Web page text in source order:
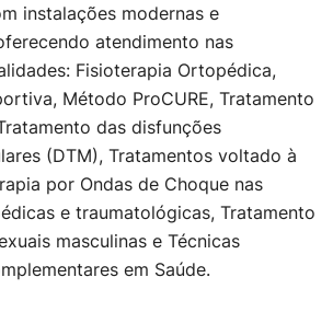
instalações modernas e
atendimento nas
Fisioterapia Ortopédica,
Método ProCURE, Tratamento
das disfunções
(DTM), Tratamentos voltado à
por Ondas de Choque nas
e traumatológicas, Tratamento
masculinas e Técnicas
em Saúde.